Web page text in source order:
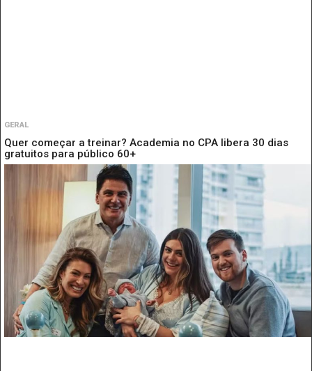
GERAL
Quer começar a treinar? Academia no CPA libera 30 dias
gratuitos para público 60+